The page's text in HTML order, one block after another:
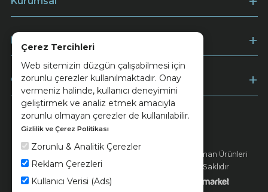
Çerez Tercihleri
Web sitemizin düzgün çalışabilmesi için
zorunlu çerezler kullanılmaktadır. Onay
vermeniz halinde, kullanıcı deneyimini
geliştirmek ve analiz etmek amacıyla
zorunlu olmayan çerezler de kullanılabilir.
Gizlilik ve Çerez Politikası
Zorunlu & Analitik Çerezler
Reklam Çerezleri
Kullanıcı Verisi (Ads)
Müşteri Hizmetleri
Ödeme
Keramika Kvkk ve Çerez Politikası
© 2026 Ünsa Madencilik Turizm Enerji Seramik Orman Ürünleri
Elektrik Üretim San. ve Tic. A.Ş. - Tüm Hakları Saklıdır